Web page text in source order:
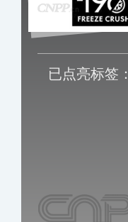
已点亮标签：